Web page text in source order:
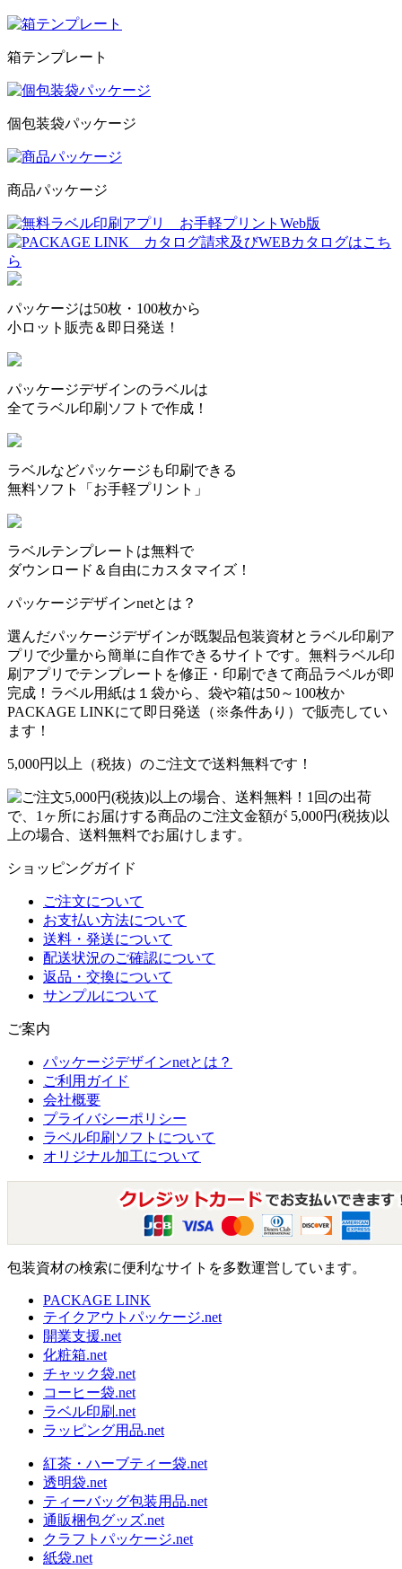
箱テンプレート
個包装袋パッケージ
商品パッケージ
パッケージは50枚・100枚から
小ロット販売＆即日発送！
パッケージデザインのラベルは
全てラベル印刷ソフトで作成！
ラベルなどパッケージも印刷できる
無料ソフト「お手軽プリント」
ラベルテンプレートは無料で
ダウンロード＆自由にカスタマイズ！
パッケージデザインnetとは？
選んだパッケージデザインが既製品包装資材とラベル印刷ア
プリで少量から簡単に自作できるサイトです。無料ラベル印
刷アプリでテンプレートを修正・印刷できて商品ラベルが即
完成！ラベル用紙は１袋から、袋や箱は50～100枚か
PACKAGE LINKにて即日発送 （※条件あり） で販売してい
ます！
5,000円以上（税抜）のご注文で送料無料です！
1回の出荷
で、1ヶ所にお届けする商品のご注文金額が 5,000円(税抜)以
上の場合、送料無料でお届けします。
ショッピングガイド
ご注文について
お支払い方法について
送料・発送について
配送状況のご確認について
返品・交換について
サンプルについて
ご案内
パッケージデザインnetとは？
ご利用ガイド
会社概要
プライバシーポリシー
ラベル印刷ソフトについて
オリジナル加工について
包装資材の検索に便利なサイトを多数運営しています。
PACKAGE LINK
テイクアウトパッケージ.net
開業支援.net
化粧箱.net
チャック袋.net
コーヒー袋.net
ラベル印刷.net
ラッピング用品.net
紅茶・ハーブティー袋.net
透明袋.net
ティーバッグ包装用品.net
通販梱包グッズ.net
クラフトパッケージ.net
紙袋.net